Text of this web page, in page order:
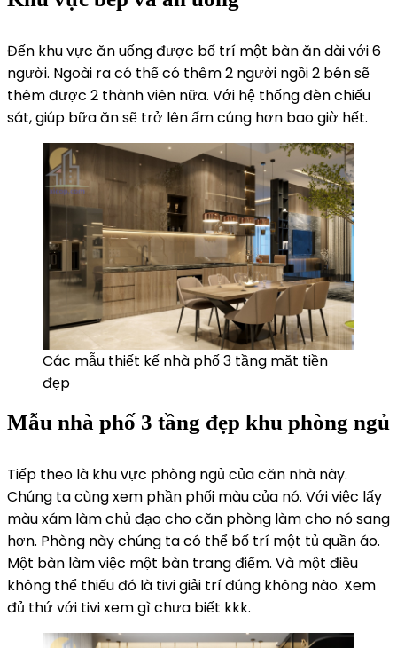
Đến khu vực ăn uống được bố trí một bàn ăn dài với 6
người. Ngoài ra có thể có thêm 2 người ngồi 2 bên sẽ
thêm được 2 thành viên nữa. Với hệ thống đèn chiếu
sát, giúp bữa ăn sẽ trở lên ấm cúng hơn bao giờ hết.
Các mẫu thiết kế nhà phố 3 tầng mặt tiền
đẹp
Mẫu nhà phố 3 tầng đẹp khu phòng ngủ
Tiếp theo là khu vực phòng ngủ của căn nhà này.
Chúng ta cùng xem phần phối màu của nó. Với việc lấy
màu xám làm chủ đạo cho căn phòng làm cho nó sang
hơn. Phòng này chúng ta có thể bố trí một tủ quần áo.
Một bàn làm việc một bàn trang điểm. Và một điều
không thể thiếu đó là tivi giải trí đúng không nào. Xem
đủ thứ với tivi xem gì chưa biết kkk.